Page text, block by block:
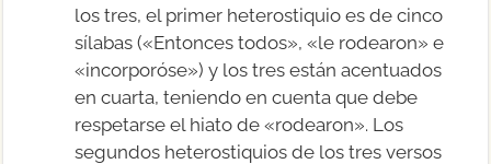
los tres, el primer heterostiquio es de cinco
sílabas («Entonces todos», «le rodearon» e
«incorporóse») y los tres están acentuados
en cuarta, teniendo en cuenta que debe
respetarse el hiato de «rodearon». Los
segundos heterostiquios de los tres versos